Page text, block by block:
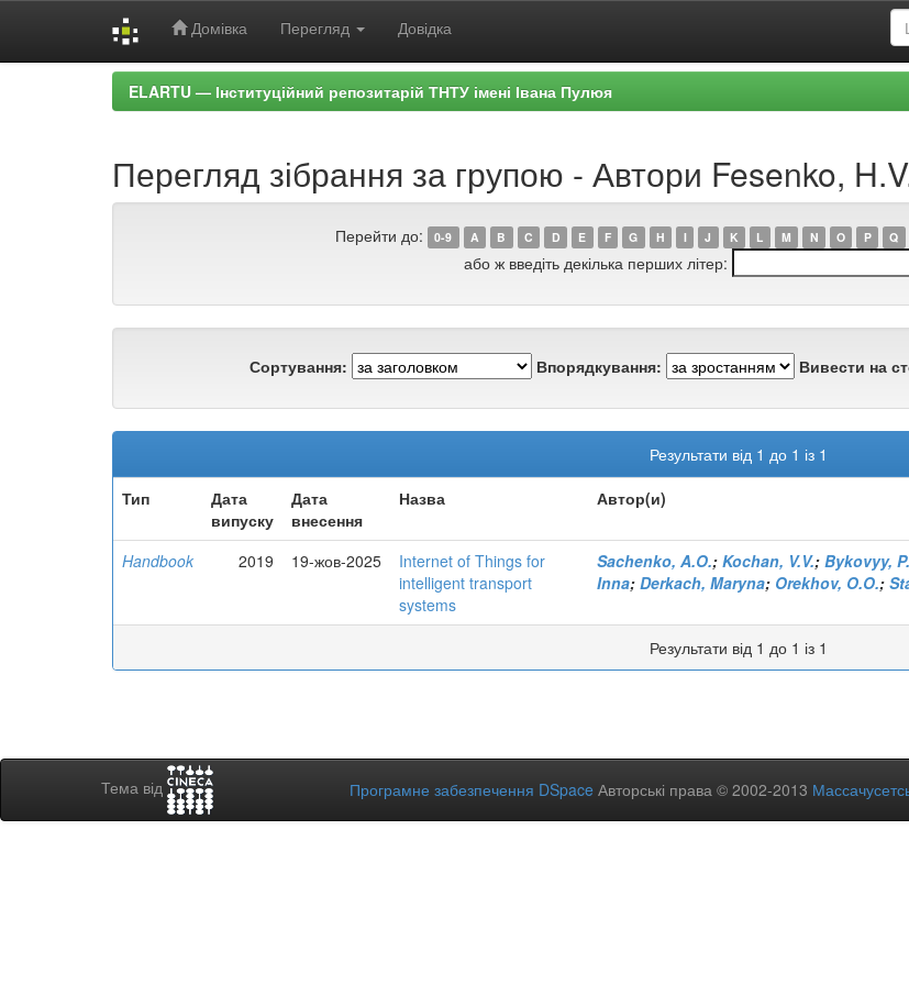
Домівка Перегляд Довідка
ELARTU — Інституційний репозитарій ТНТУ імені Івана Пулюя
Перегляд зібрання за групою - Автори Fesenko,
Перейти до: 0-9 A B C D E F G H I J K L M N O P Q
або ж введіть декілька перших літер:
Сортування: Впорядкування: Вивести на
Результати від 1 до 1 із 1
Тип
Дата
випуску
Дата
внесення
Назва Автор(и)
Handbook 2019 19-жов-2025
Internet of Things for
intelligent transport
systems
Sachenko, A.O.; Kochan, V.V.; Bykovyy,
Inna; Derkach, Maryna; Orekhov, O.O.;
Результати від 1 до 1 із 1
Тема від Програмне забезпечення DSpace Авторські права © 2002-2013